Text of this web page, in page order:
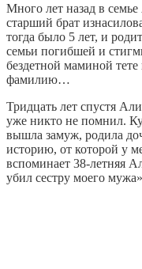
Много лет назад в
старший брат
тогда было 5 лет, и
семьи погибшей и
бездетной маминой
фамилию…
Тридцать лет спустя
уже никто не помнил.
вышла замуж, родила
историю, от которой у
вспоминает 38-летняя
убил сестру моего